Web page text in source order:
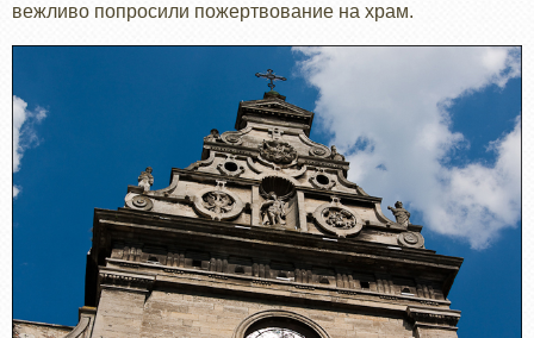
вежливо попросили пожертвование на храм.